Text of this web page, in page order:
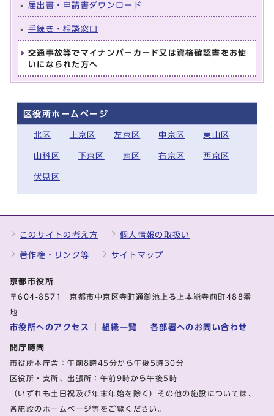
届出書・申請書ダウンロード
手続き・相談窓口
交通事故等でマイナンバーカード又は資格確認書をお使
いになられた方へ
区役所ホームページ
北区 上京区 左京区 中京区 東山区
山科区 下京区 南区 右京区 西京区
伏見区
このサイトの考え方 個人情報の取扱い
著作権・リンク等 サイトマップ
京都市役所
〒604-8571 京都市中京区寺町通御池上る上本能寺前町488番
地
市役所へのアクセス 組織一覧 各部署へのお問い合わせ
開庁時間
市役所本庁舎：午前8時45分から午後5時30分
区役所・支所、出張所：午前9時から午後5時
（いずれも土日祝及び年末年始を除く）その他の施設については、
各施設のホームページ等をご覧ください。